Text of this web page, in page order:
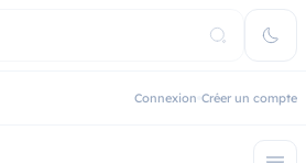
Connexion Créer un compte